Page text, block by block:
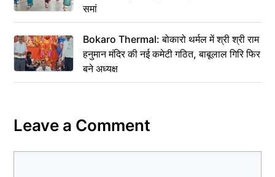
समां
Bokaro Thermal: बोकारो थर्मल में श्री श्री राम
हनुमान मंदिर की नई कमेटी गठित, बाबूलाल गिरि फिर
बने अध्यक्ष
Leave a Comment